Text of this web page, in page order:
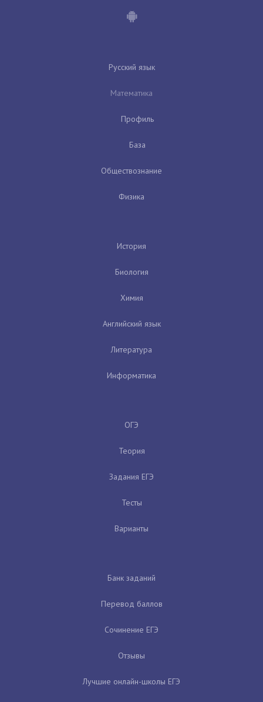
Русский язык
Математика
Профиль
База
Обществознание
Физика
История
Биология
Химия
Английский язык
Литература
Информатика
ОГЭ
Теория
Задания ЕГЭ
Тесты
Варианты
Банк заданий
Перевод баллов
Сочинение ЕГЭ
Отзывы
Лучшие онлайн-школы ЕГЭ